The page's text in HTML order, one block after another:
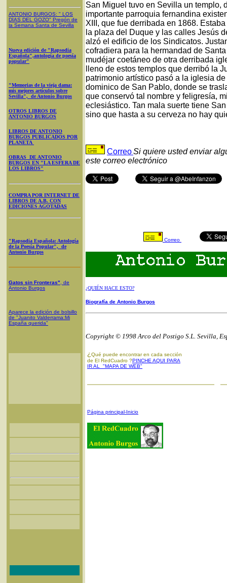
ANTONIO BURGOS: " LOS
DÍAS DEL GOZO" Pregón de
la Semana Santa de Sevilla
Nueva edición de "Rapsodia
Española",antología de poesía
popular"
"Memorias de la vieja dama:
mis mejores artículos sobre
Sevilla", de Antonio Burgos
OTROS LIBROS DE
ANTONIO BURGOS
LIBROS DE ANTONIO
BURGOS PUBLICADOS POR
PLANETA
OBRAS DE ANTONIO
BURGOS EN "LA ESFERA DE
LOS LIBROS"
COMPRA POR INTERNET DE
LIBROS DE A.B. CON
EDICIONES AGOTADAS
"Rapsodia Española: Antología
de la Poesía Popular", de
Antonio Burgos
Gatos sin Fronteras" , de
Antonio Burgos
Aparece la edición de bolsillo
de "Juanito Valderrama:Mi
España querida"
San Miguel tuvo en Sevilla un templo,
importante parroquia fernandina
XIII, que fue derribada en 1868.
la plaza del Duque y las calles Jesús
alzó el edificio de los Sindicatos.
cofradiera para la hermandad de
mudéjar coetáneo de otra derribada
lleno de estos templos que derribó la
patrimonio artístico pasó a la iglesia
dominico de San Pablo, donde se
que conservó tal nombre y feligresía,
eclesiástico. Tan mala suerte tiene
sino que hasta a su cerveza no hay
CorreoSi quiere usted enviar
este correo electrónico
Correo
¿QUIÉN HACE ESTO?
Biografía de Antonio Burgos
Copyright © 1998 Arco del Postigo S.L. Sevilla,
¿ Qué puede encontrar en cada sección
de El RedCuadro ?PINCHE AQUI PARA
IR AL "MAPA DE WEB"
Página principal-Inicio